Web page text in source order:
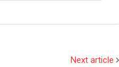
Next article